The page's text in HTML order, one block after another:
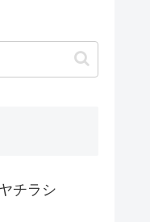
チラシ